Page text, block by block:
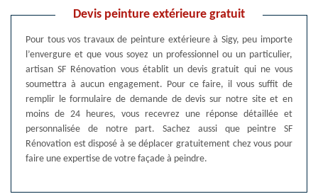
Devis peinture extérieure gratuit
Pour tous vos travaux de peinture extérieure à Sigy, peu importe
l’envergure et que vous soyez un professionnel ou un particulier,
artisan SF Rénovation vous établit un devis gratuit qui ne vous
soumettra à aucun engagement. Pour ce faire, il vous suffit de
remplir le formulaire de demande de devis sur notre site et en
moins de 24 heures, vous recevrez une réponse détaillée et
personnalisée de notre part. Sachez aussi que peintre SF
Rénovation est disposé à se déplacer gratuitement chez vous pour
faire une expertise de votre façade à peindre.